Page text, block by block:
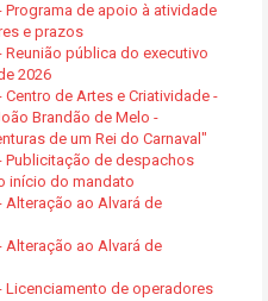
Programa de apoio à atividade
e prazos
Reunião pública do executivo
2026
Centro de Artes e Criatividade -
Brandão de Melo -
de um Rei do Carnaval"
Publicitação de despachos
início do mandato
Alteração ao Alvará de
Alteração ao Alvará de
Licenciamento de operadores